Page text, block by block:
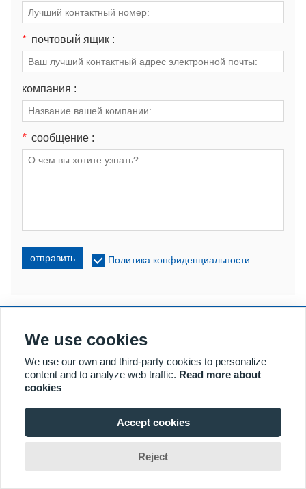
* почтовый ящик :
компания :
* сообщение :
отправить Политика конфиденциальности
УФ-ФОТОТЕРАПИЯ
СВЕТОДИОДНАЯ СВЕТОТЕРАПИЯ
LLLT-терапия от выпадения волос
КОЛЬПОСКОП
БОЛЬШЕ ТОВАРОВ
Авторские права © 2018 Kernel Medical Equipment Co., LTD.
We use cookies
We use our own and third-party cookies to personalize
content and to analyze web traffic. Read more about
cookies
Accept cookies
Reject